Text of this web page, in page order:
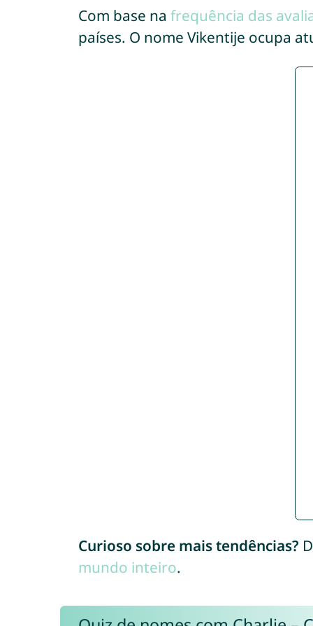
Com base na frequência das
países. O nome Vikentije ocupa
Curioso sobre mais tendências?
mundo inteiro.